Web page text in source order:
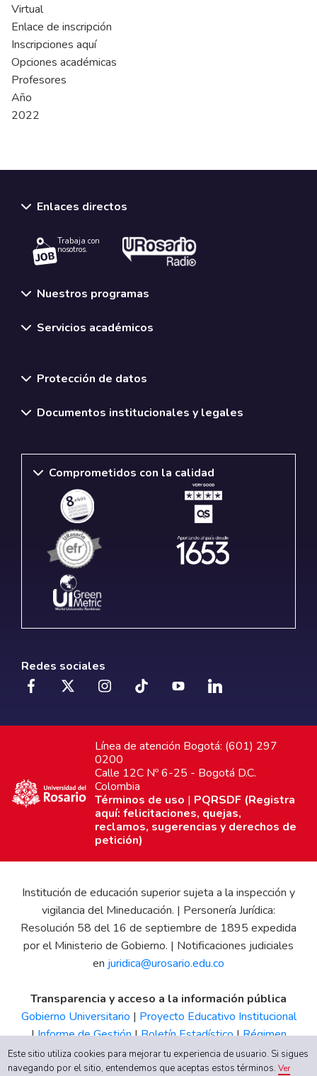
Virtual
Enlace de inscripción
Inscripciones aquí
Opciones académicas
Profesores
Año
2022
Enlaces directos
Trabaja con
nosotros.
Nuestros programas
Servicios académicos
Protección de datos
Documentos institucionales y legales
Comprometidos con la calidad
Redes sociales
Línea de atención Bogotá: (601) 297
0200
Calle 12C Nº 6-25 - Bogotá D.C.
Colombia
Términos de uso | PQRSDF (Registra
aquí: felicitaciones, quejas,
reclamos, sugerencias y derechos de
petición)
Institución de educación superior sujeta a la inspección y
vigilancia del Mineducación. | Personería Jurídica:
Resolución 58 del 16 de septiembre de 1895 expedida
por el Ministerio de Gobierno. | Notificaciones judiciales
en juridica@urosario.edu.co
Transparencia y acceso a la información pública
Gobierno Universitario | Proyecto Educativo Institucional
|Informe de Gestión|Boletín Estadístico|Régimen
Tributario|Estados Financieros |Código de Ética| Canal
de Integridad UR
Este sitio utiliza cookies para mejorar tu experiencia de usuario. Si sigues
navegando por el sitio, entendemos que aceptas estos términos.Ver